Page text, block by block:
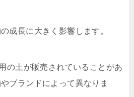
成長に大きく影響します。
の土が販売されていることがあ
ブランドによって異なりま